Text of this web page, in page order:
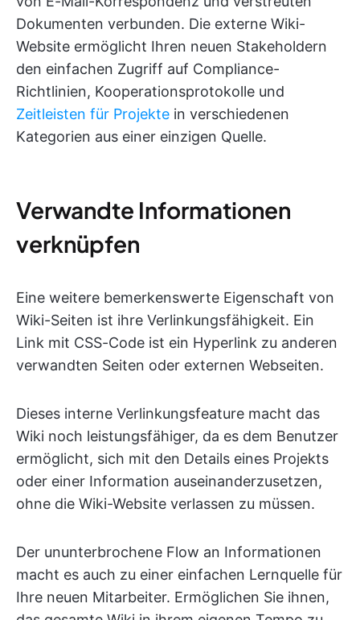
Dokumenten verbunden. Die externe Wiki-
Website ermöglicht Ihren neuen Stakeholdern
den einfachen Zugriff auf Compliance-
Richtlinien, Kooperationsprotokolle und
Zeitleisten für Projekte in verschiedenen
Kategorien aus einer einzigen Quelle.
Verwandte Informationen
verknüpfen
Eine weitere bemerkenswerte Eigenschaft von
Wiki-Seiten ist ihre Verlinkungsfähigkeit. Ein
Link mit CSS-Code ist ein Hyperlink zu anderen
verwandten Seiten oder externen Webseiten.
Dieses interne Verlinkungsfeature macht das
Wiki noch leistungsfähiger, da es dem Benutzer
ermöglicht, sich mit den Details eines Projekts
oder einer Information auseinanderzusetzen,
ohne die Wiki-Website verlassen zu müssen.
Der ununterbrochene Flow an Informationen
macht es auch zu einer einfachen Lernquelle für
Ihre neuen Mitarbeiter. Ermöglichen Sie ihnen,